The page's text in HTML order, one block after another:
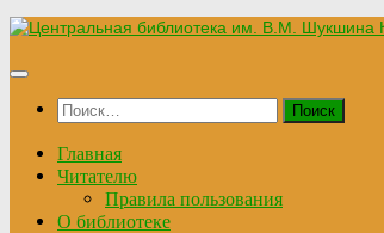
Перейти
содержимому
Найти:
Главная
Читателю
Правила пользования
О библиотеке